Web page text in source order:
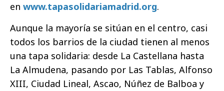
en www.tapasolidariamadrid.org.
Aunque la mayoría se sitúan en el centro, casi
todos los barrios de la ciudad tienen al menos
una tapa solidaria: desde La Castellana hasta
La Almudena, pasando por Las Tablas, Alfonso
XIII, Ciudad Lineal, Ascao, Núñez de Balboa y